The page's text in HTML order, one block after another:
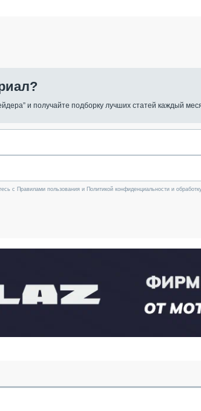
и получайте подборку лучших статей каждый
с Правилами пользования и Политикой конфиденциальности и